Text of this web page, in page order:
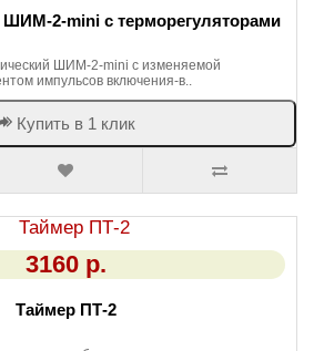
ШИМ-2-mini с терморегуляторами
ШИМ-2-mini с изменяемой
импульсов включения-в..
Купить в 1 клик
3160 р.
Таймер ПТ-2